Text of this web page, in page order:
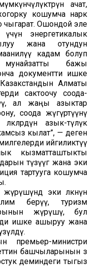
ачат,
жогорку кошумча нарк
чыгарат. Ошондой эле
үчүн энергетикалык
жана отундун
кадам болуп
мунайзатты бажы
документти ишке
Алматы
сактоочу соода-
ал жаңы азыктар
соода жүгүртүүнү
азык-түлүк
кылат”, — деген
ийгиликтүү
кызматташтыкты
түзүүгө жана эки
тартууга кошумча
эки өлкөнүн
берүү, туризм
жүрүшү, бул
ишке ашыруу жана
премьер-министри
башчыларынын өз
деминдеги тыгыз